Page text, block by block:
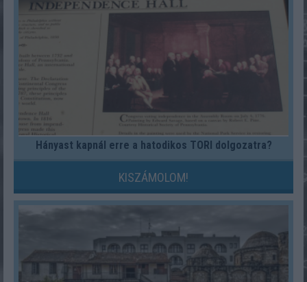
Hányast kapnál erre a hatodikos TÖRI dolgozatra?
KISZÁMOLOM!